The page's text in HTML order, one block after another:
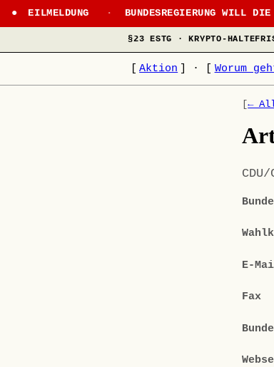
EILMELDUNG · BUNDESREGIERUNG WILL
§23 ESTG · KRYPTO-
Aktion · Worum
[←
E-
Fax